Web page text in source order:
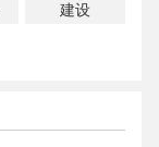
建设